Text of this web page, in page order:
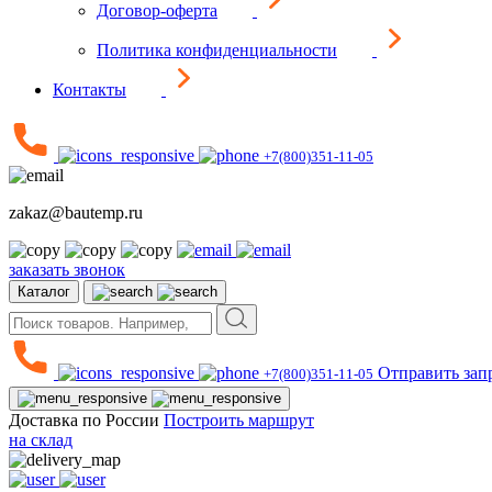
Договор-оферта
Политика конфиденциальности
Контакты
+7(800)351-11-05
zakaz@bautemp.ru
заказать звонок
Каталог
+7(800)351-11-05 Отправить
Доставка по России Построить маршрут
на склад